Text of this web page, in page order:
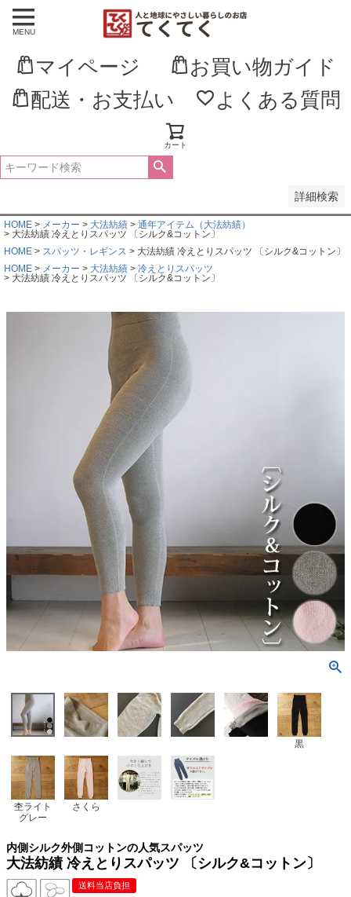
MENU
マイページ
お買い物ガイド
配送・お支払い
よくある質問
カート
詳細検索
新着順
登録順
価格が高い順
優先度順
HOME メーカー 大法紡績
通年アイテム（大法紡績）
大法紡績 冷えとりスパッツ 〔シルク&コットン〕
HOME
スパッツ・レギンス
大法紡績 冷えとりスパッツ 〔シルク&コットン〕
HOME
メーカー 大法紡績
冷えとりスパッツ
大法紡績 冷えとりスパッツ 〔シルク&コットン〕
黒
杢ライト
グレー
さくら
内側シルク外側コットンの人気スパッツ
大法紡績 冷えとりスパッツ 〔シルク&コットン〕
送料当店負担